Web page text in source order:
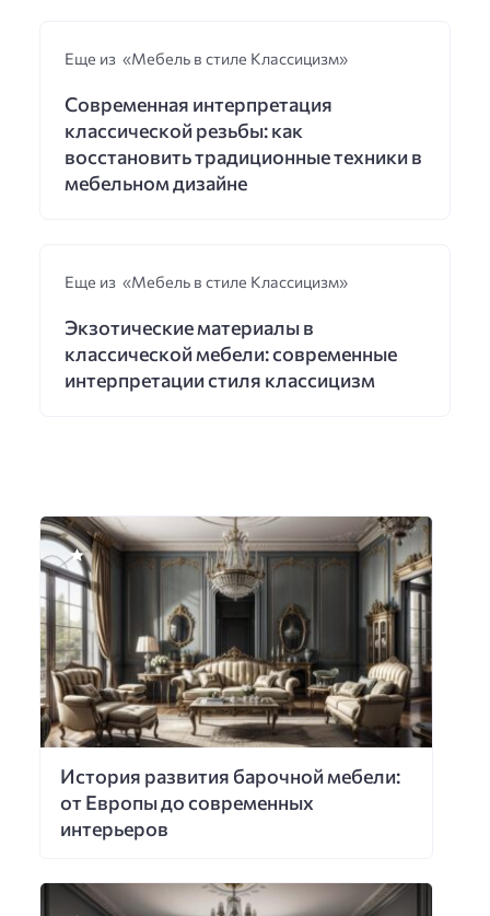
Еще из «Мебель в стиле Классицизм»
Современная интерпретация
классической резьбы: как
восстановить традиционные техники в
мебельном дизайне
Еще из «Мебель в стиле Классицизм»
Экзотические материалы в
классической мебели: современные
интерпретации стиля классицизм
История развития барочной мебели:
от Европы до современных
интерьеров